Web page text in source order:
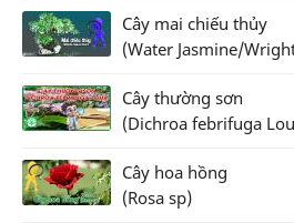
Cây mai chiếu thủy
(Water Jasmine/
Cây thường sơn
(Dichroa febrifuga
Cây hoa hồng
(Rosa sp)